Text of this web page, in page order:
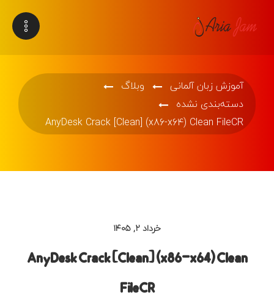
آموزش زبان آلمانی
وبلاگ
دسته‌بندی نشده
AnyDesk Crack [Clean] (x86-x64) Clean FileCR
خرداد ۲, ۱۴۰۵
AnyDesk Crack [Clean] (x86-x64) Clean
FileCR